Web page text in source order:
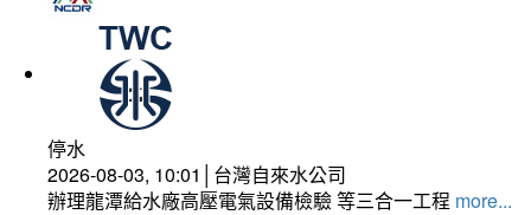
停水
2026-08-03, 10:01│台灣自來水公司
辦理龍潭給水廠高壓電氣設備檢驗 等三合一工程 more...